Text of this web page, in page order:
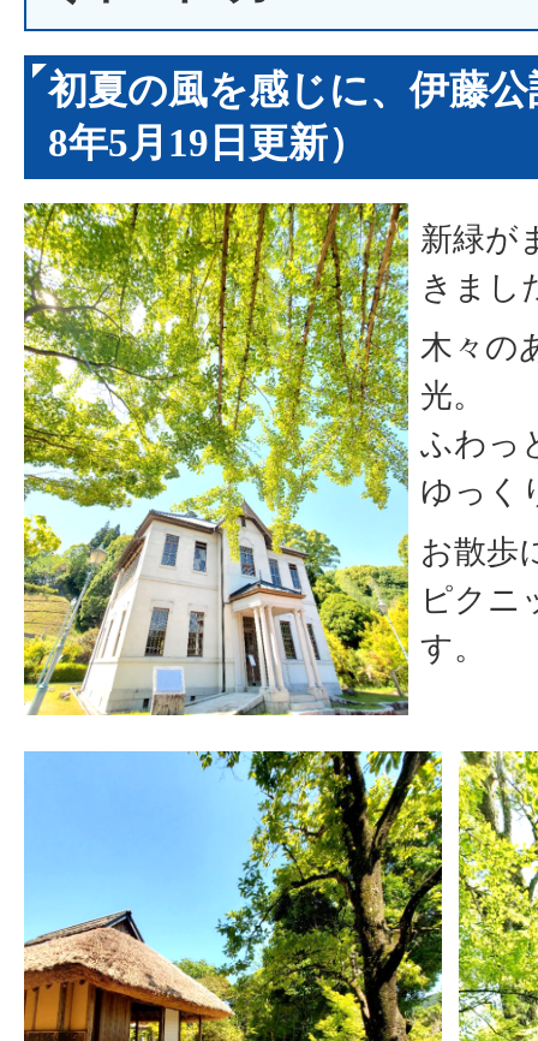
初夏の風を感じに、伊藤
8年5月19日更新）
新緑が
きまし
木々の
光。
ふわっ
ゆっく
お散歩
ピクニ
す。